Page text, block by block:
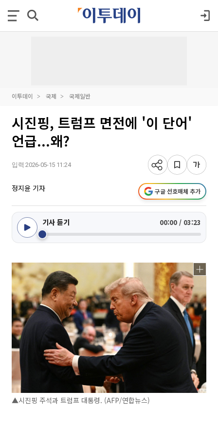
이투데이 국제 국제일반
시진핑, 트럼프 면전에 '이 단어'
언급...왜?
입력 2026-05-15 11:24
정지윤 기자 구글 선호매체 추가
기사 듣기 00:00 / 03:23
▲시진핑 주석과 트럼프 대통령. (AFP/연합뉴스)